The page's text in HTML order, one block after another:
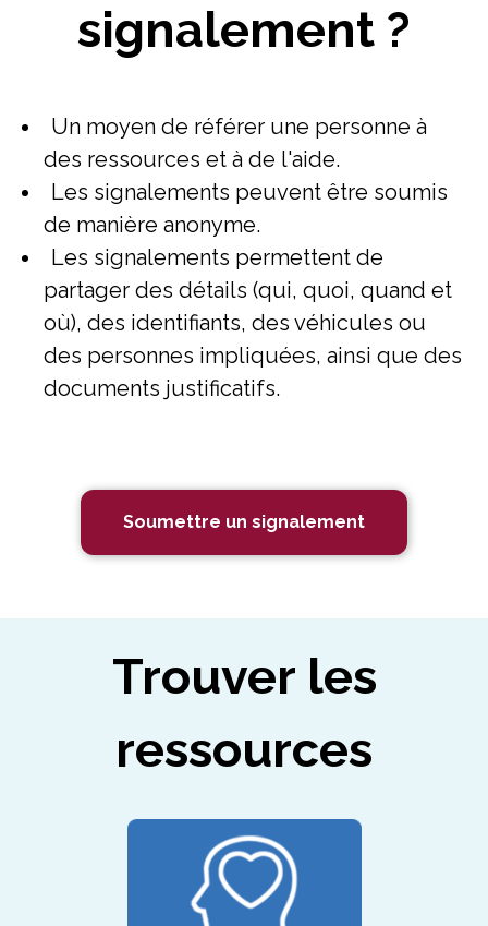
signalement ?
Un moyen de référer une personne à
des ressources et à de l'aide.
Les signalements peuvent être soumis
de manière anonyme.
Les signalements permettent de
partager des détails (qui, quoi, quand et
où), des identifiants, des véhicules ou
des personnes impliquées, ainsi que des
documents justificatifs.
Soumettre un signalement
Trouver les
ressources